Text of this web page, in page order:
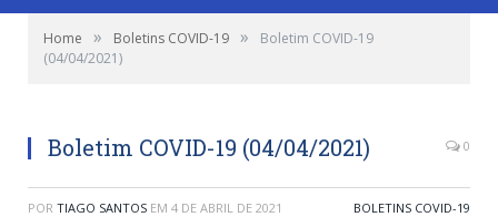
Home » Boletins COVID-19 »
Boletim COVID-19
(04/04/2021)
Boletim COVID-19 (04/04/2021) 0
POR TIAGO SANTOS EM 4 DE ABRIL DE 2021 BOLETINS COVID-19